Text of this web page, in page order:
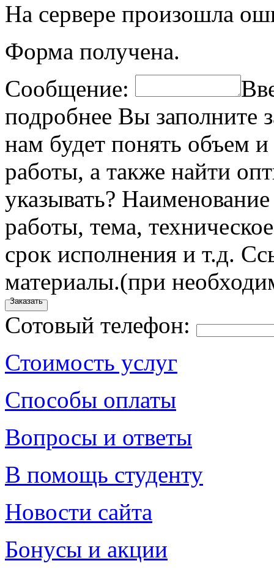
На сервере произошла
Форма получена.
Сообщение:
подробнее Вы заполните
нам будет понять объем
работы, а также найти
указывать? Наименование
работы, тема,
срок исполнения и т.д.
материалы.(при
Заказать
Сотовый телефон:
Стоимость услуг
Способы оплаты
Вопросы и ответы
В помощь студенту
Новости сайта
Бонусы и акции